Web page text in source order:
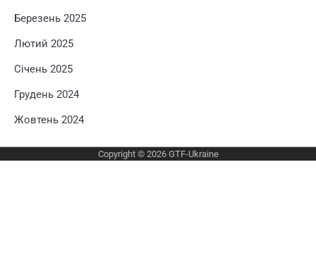
Березень 2025
Лютий 2025
Січень 2025
Грудень 2024
Жовтень 2024
Copyright © 2026 GTF-Ukraine